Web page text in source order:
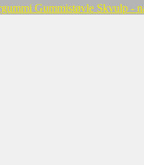
Gummistøvle Skvulp -